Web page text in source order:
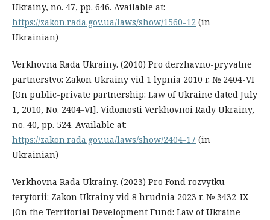
Ukrainy, no. 47, pp. 646. Available at:
https://zakon.rada.gov.ua/laws/show/1560-12 (in
Ukrainian)
Verkhovna Rada Ukrainy. (2010) Pro derzhavno-pryvatne
partnerstvo: Zakon Ukrainy vid 1 lypnia 2010 r. № 2404-VI
[On public-private partnership: Law of Ukraine dated July
1, 2010, No. 2404-VI]. Vidomosti Verkhovnoi Rady Ukrainy,
no. 40, pp. 524. Available at:
https://zakon.rada.gov.ua/laws/show/2404-17 (in
Ukrainian)
Verkhovna Rada Ukrainy. (2023) Pro Fond rozvytku
terytorii: Zakon Ukrainy vid 8 hrudnia 2023 r. № 3432-IX
[On the Territorial Development Fund: Law of Ukraine